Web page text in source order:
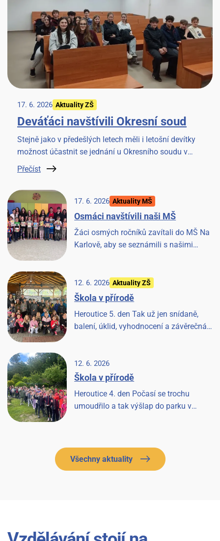
17. 6. 2026 Aktuality ZŠ
Deváťáci navštívili Okresní soud
Stejně jako v předešlých letech měli i letošní devítky
možnost účastnit se jednání u Okresního soudu v
Benešově. Věříme, že to pro ně bude cennou
Přečíst
17. 6. 2026 Aktuality MŠ
Osmáci navštívili naši MŠ
Žáci osmých ročníků zavítali do MŠ Na
Karlově, aby se seznámili s našimi
12. 6. 2026 Aktuality ZŠ
Škola v přírodě
Heroutice 5. den Tak už jen snídaně,
balení, úklid, vyhodnocení a závěrečná
12. 6. 2026
Škola v přírodě
Heroutice 4. den Počasí se trochu
umoudřilo a tak výšlap do parku v
Všechny aktuality